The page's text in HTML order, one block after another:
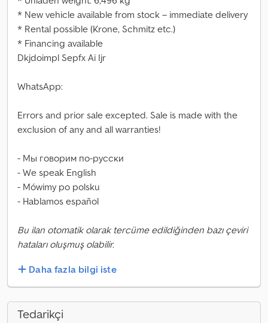
* New vehicle available from stock – immediate delivery
* Rental possible (Krone, Schmitz etc.)
* Financing available
Dkjdoimpl Sepfx Ai Ijr
WhatsApp:
Errors and prior sale excepted. Sale is made with the
exclusion of any and all warranties!
- Мы говорим по-русски
- We speak English
- Mówimy po polsku
- Hablamos español
Bu ilan otomatik olarak tercüme edildiğinden bazı çeviri
hataları oluşmuş olabilir.
Daha fazla bilgi iste
Tedarikçi